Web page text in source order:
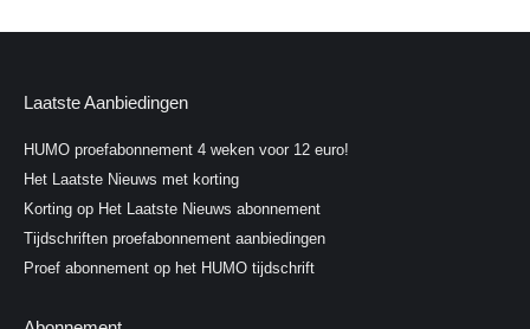
Laatste Aanbiedingen
HUMO proefabonnement 4 weken voor 12 euro!
Het Laatste Nieuws met korting
Korting op Het Laatste Nieuws abonnement
Tijdschriften proefabonnement aanbiedingen
Proef abonnement op het HUMO tijdschrift